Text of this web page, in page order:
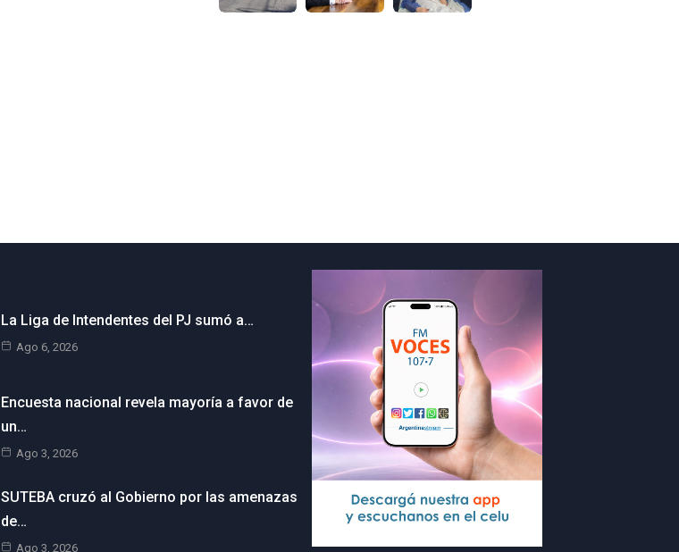
La Liga de Intendentes del PJ sumó a…
Ago 6, 2026
Encuesta nacional revela mayoría a favor de
un…
Ago 3, 2026
SUTEBA cruzó al Gobierno por las amenazas
de…
Ago 3, 2026